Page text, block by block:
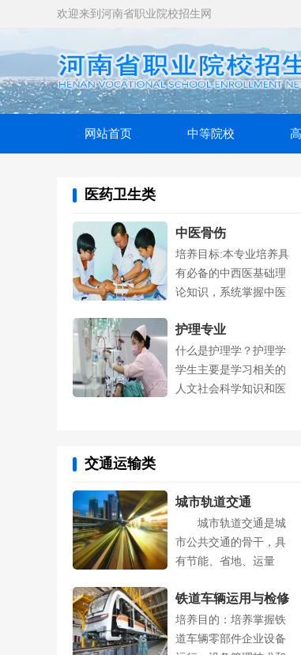
欢迎来到河南省职业院校招生网
网站首页 中等院校
医药卫生类
中医骨伤
培养目标:本专业培养具
有必备的中西医基础理
论知识，系统掌握中医
护理专业
什么是护理学？护理学
学生主要是学习相关的
人文社会科学知识和医
交通运输类
城市轨道交通
城市轨道交通是城
市公共交通的骨干，具
有节能、省地、运量
铁道车辆运用与检修
专业
培养目的：培养掌握铁
道车辆零部件企业设备